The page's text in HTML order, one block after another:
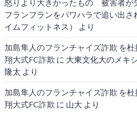
怒りより大きかったもの 被害者が
フランフランをパワハラで追い出さ
イムフィットネス）
より
加島隼人のフランチャイズ詐欺 を
翔大式FC詐欺 に 大東文化大のメキ
隆太 より
加島隼人のフランチャイズ詐欺 を
翔大式FC詐欺 に 山大 より